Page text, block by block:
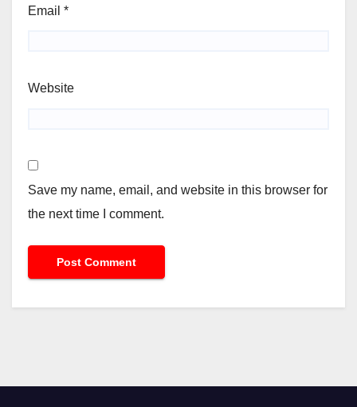
Email *
Website
Save my name, email, and website in this browser for
the next time I comment.